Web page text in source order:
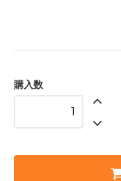
購入数